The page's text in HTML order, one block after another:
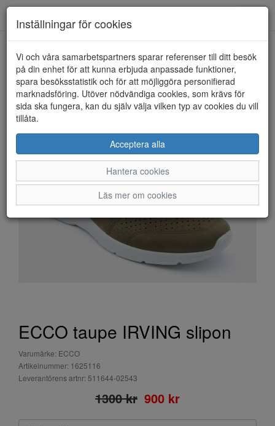
HEM ECCO
ECCO taupe IRVING slipon
Varumärke: ECCO
Artikelnummer: 1625116
Leverantörens artnr: 511644-02543
1300 kr 900 kr
Inställningar för cookies
Vi och våra samarbetspartners sparar referenser till ditt besök
på din enhet för att kunna erbjuda anpassade funktioner,
spara besöksstatistik och för att möjliggöra personifierad
marknadsföring. Utöver nödvändiga cookies, som krävs för
sida ska fungera, kan du själv välja vilken typ av cookies du vill
tillåta.
Acceptera alla
Hantera cookies
Läs mer om cookies